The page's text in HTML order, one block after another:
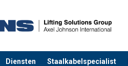
Diensten Staalkabelspecialist